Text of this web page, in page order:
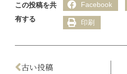
この投稿を共
有する
Facebook
印刷
古い投稿